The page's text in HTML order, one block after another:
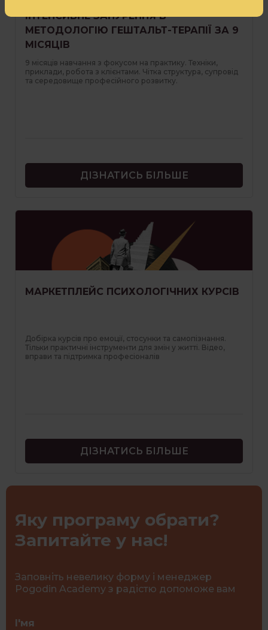
ІНТЕНСИВНЕ ЗАНУРЕННЯ В
МЕТОДОЛОГІЮ ГЕШТАЛЬТ-ТЕРАПІЇ ЗА 9
МІСЯЦІВ
9 місяців навчання з фокусом на практику. Техніки,
приклади, робота з клієнтами. Чітка структура, супровід
та середовище професійного розвитку.
ДІЗНАТИСЬ БІЛЬШЕ
МАРКЕТПЛЕЙС ПСИХОЛОГІЧНИХ КУРСІВ
Добірка курсів про емоції, стосунки та самопізнання.
Тільки практичні інструменти для змін у житті. Відео,
вправи та підтримка професіоналів
ДІЗНАТИСЬ БІЛЬШЕ
Яку програму обрати?
Запитайте у нас!
Заповніть невелику форму і менеджер
Pogodin Academy з радістю допоможе вам
І'мя